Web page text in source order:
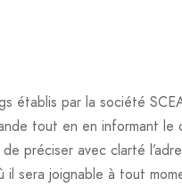
par la société SCEA
tout en en informant le
préciser avec clarté
sera joignable à tout